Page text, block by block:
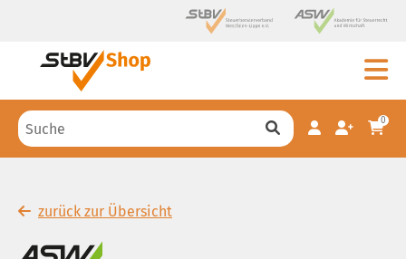
0
zurück zur Übersicht